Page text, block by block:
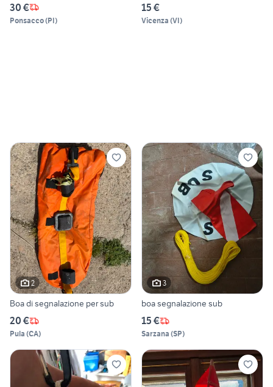
30 €
Ponsacco(PI)
15 €
Vicenza (VI)
2
Boa di segnalazione per sub
20 €
Pula (CA)
3
boa segnalazione sub
15 €
Sarzana (SP)